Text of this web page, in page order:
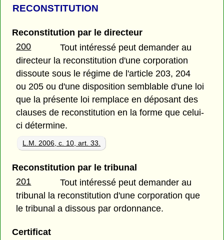
RECONSTITUTION
Reconstitution par le directeur
200
Tout intéressé peut demander au
directeur la reconstitution d'une corporation
dissoute sous le régime de l'article 203, 204
ou 205 ou d'une disposition semblable d'une loi
que la présente loi remplace en déposant des
clauses de reconstitution en la forme que celui-
ci détermine.
L.M. 2006, c. 10, art. 33.
Reconstitution par le tribunal
201
Tout intéressé peut demander au
tribunal la reconstitution d'une corporation que
le tribunal a dissous par ordonnance.
Certificat